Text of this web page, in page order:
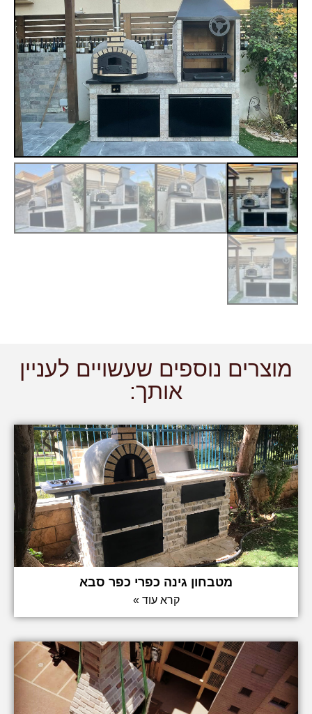
מוצרים נוספים שעשויים לעניין
אותך:
מטבחון גינה כפרי כפר סבא
קרא עוד »